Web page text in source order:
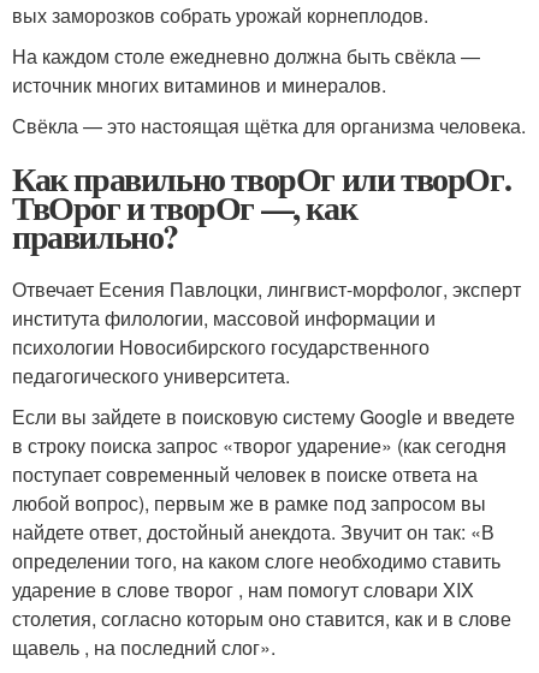
вых замо­роз­ков собрать уро­жай кор­не­пло­дов.
На каж­дом сто­ле еже­днев­но долж­на быть свёк­ла —
источ­ник мно­гих вита­ми­нов и мине­ра­лов.
Свёкла — это насто­я­щая щёт­ка для орга­низ­ма чело­ве­ка.
Как правильно творОг или творОг.
ТвОрог и творОг —, как
правильно?
Отвечает Есения Павлоцки, лингвист-морфолог, эксперт
института филологии, массовой информации и
психологии Новосибирского государственного
педагогического университета.
Если вы зайдете в поисковую систему Google и введете
в строку поиска запрос «творог ударение» (как сегодня
поступает современный человек в поиске ответа на
любой вопрос), первым же в рамке под запросом вы
найдете ответ, достойный анекдота. Звучит он так: «В
определении того, на каком слоге необходимо ставить
ударение в слове творог , нам помогут словари XIX
столетия, согласно которым оно ставится, как и в слове
щавель , на последний слог».